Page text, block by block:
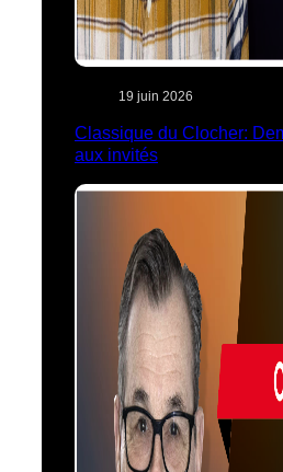
19 juin 2026
Classique du Clocher:
aux invités